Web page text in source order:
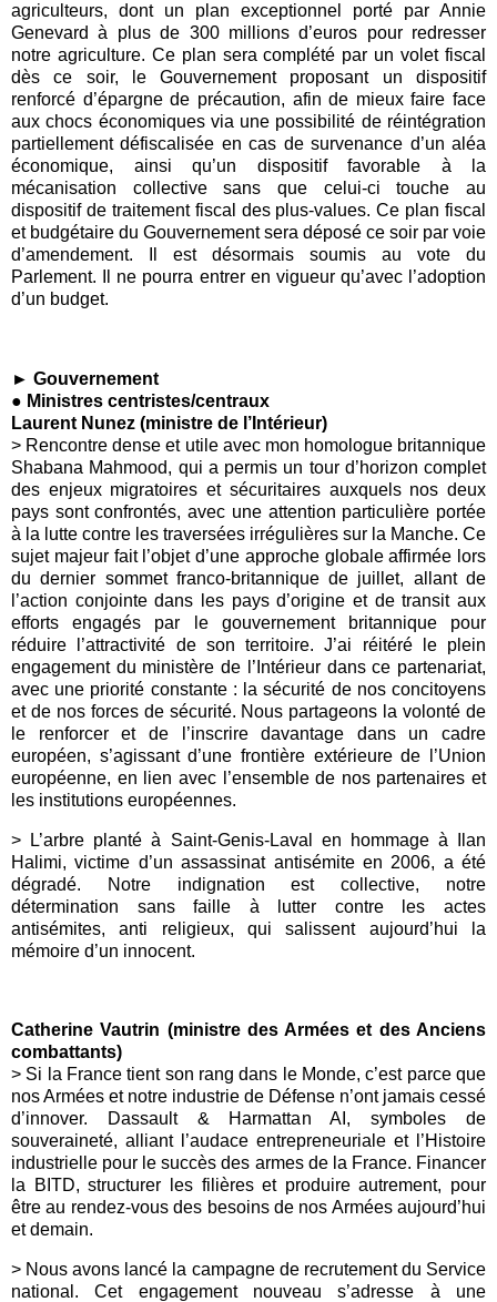
agriculteurs, dont un plan exceptionnel porté par Annie
Genevard à plus de 300 millions d’euros pour redresser
notre agriculture. Ce plan sera complété par un volet fiscal
dès ce soir, le Gouvernement proposant un dispositif
renforcé d’épargne de précaution, afin de mieux faire face
aux chocs économiques via une possibilité de réintégration
partiellement défiscalisée en cas de survenance d’un aléa
économique, ainsi qu’un dispositif favorable à la
mécanisation collective sans que celui-ci touche au
dispositif de traitement fiscal des plus-values. Ce plan fiscal
et budgétaire du Gouvernement sera déposé ce soir par voie
d’amendement. Il est désormais soumis au vote du
Parlement. Il ne pourra entrer en vigueur qu’avec l’adoption
d’un budget.
► Gouvernement
● Ministres centristes/centraux
Laurent Nunez (ministre de l’Intérieur)
> Rencontre dense et utile avec mon homologue britannique
Shabana Mahmood, qui a permis un tour d’horizon complet
des enjeux migratoires et sécuritaires auxquels nos deux
pays sont confrontés, avec une attention particulière portée
à la lutte contre les traversées irrégulières sur la Manche. Ce
sujet majeur fait l’objet d’une approche globale affirmée lors
du dernier sommet franco-britannique de juillet, allant de
l’action conjointe dans les pays d’origine et de transit aux
efforts engagés par le gouvernement britannique pour
réduire l’attractivité de son territoire. J’ai réitéré le plein
engagement du ministère de l’Intérieur dans ce partenariat,
avec une priorité constante : la sécurité de nos concitoyens
et de nos forces de sécurité. Nous partageons la volonté de
le renforcer et de l’inscrire davantage dans un cadre
européen, s’agissant d’une frontière extérieure de l’Union
européenne, en lien avec l’ensemble de nos partenaires et
les institutions européennes.
> L’arbre planté à Saint-Genis-Laval en hommage à Ilan
Halimi, victime d’un assassinat antisémite en 2006, a été
dégradé. Notre indignation est collective, notre
détermination sans faille à lutter contre les actes
antisémites, anti religieux, qui salissent aujourd’hui la
mémoire d’un innocent.
Catherine Vautrin (ministre des Armées et des Anciens
combattants)
> Si la France tient son rang dans le Monde, c’est parce que
nos Armées et notre industrie de Défense n’ont jamais cessé
d’innover. Dassault & Harmattan AI, symboles de
souveraineté, alliant l’audace entrepreneuriale et l’Histoire
industrielle pour le succès des armes de la France. Financer
la BITD, structurer les filières et produire autrement, pour
être au rendez-vous des besoins de nos Armées aujourd’hui
et demain.
> Nous avons lancé la campagne de recrutement du Service
national. Cet engagement nouveau s’adresse à une